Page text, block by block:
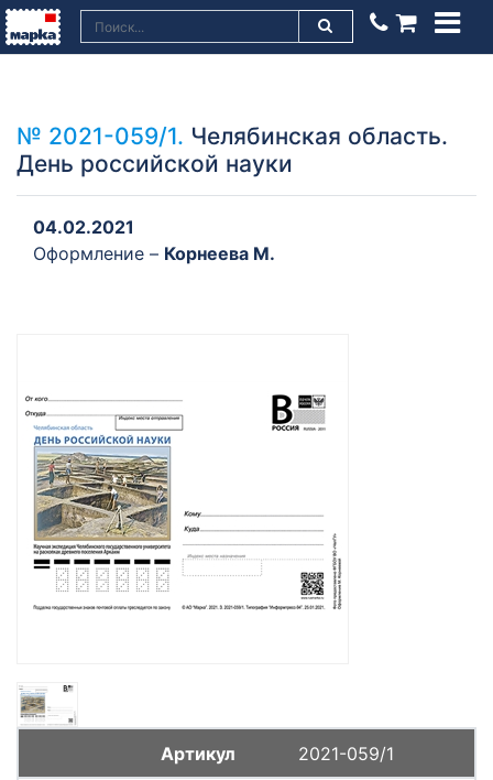
№ 2021-059/1. Челябинская область.
День российской науки
04.02.2021
Оформление – Корнеева М.
2021-059/1